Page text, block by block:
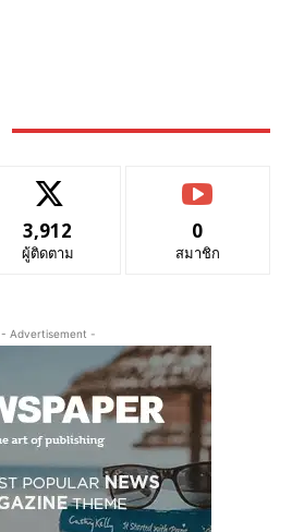
3,912
ผู้ติดตาม
0
สมาชิก
- Advertisement -